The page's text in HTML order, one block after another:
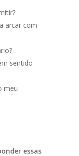
arcar com
sentido
meu
essas